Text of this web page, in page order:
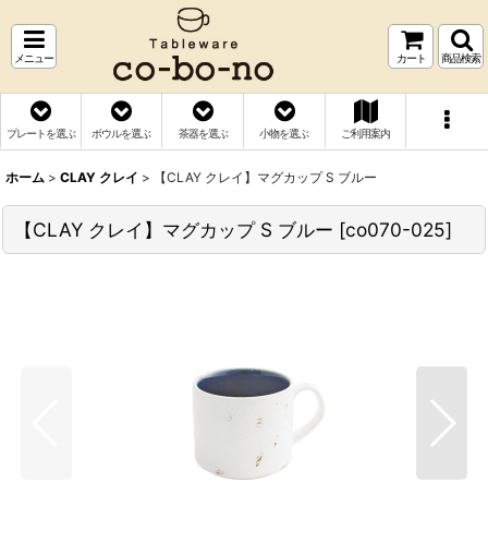
メニュー カート 商品検索
プレートを選ぶ ボウルを選ぶ 茶器を選ぶ 小物を選ぶ ご利用案内
ホーム > CLAY クレイ > 【CLAY クレイ】マグカップ S ブルー
【CLAY クレイ】マグカップ S ブルー [co070-025]